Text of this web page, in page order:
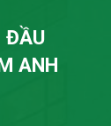
ĐẦU
ANH